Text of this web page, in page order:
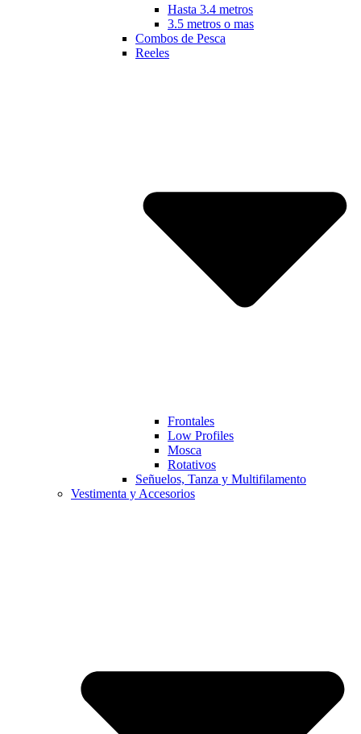
Hasta 3.4 metros
3.5 metros o mas
Combos de Pesca
Reeles
Frontales
Low Profiles
Mosca
Rotativos
Señuelos, Tanza y Multifilamento
Vestimenta y Accesorios